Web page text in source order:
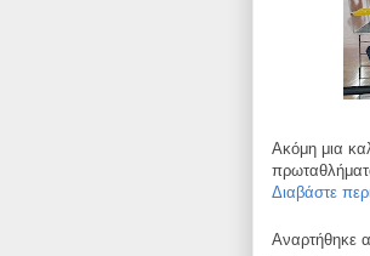
Ακόμη μια
Διαβάστε
Αναρτήθηκε